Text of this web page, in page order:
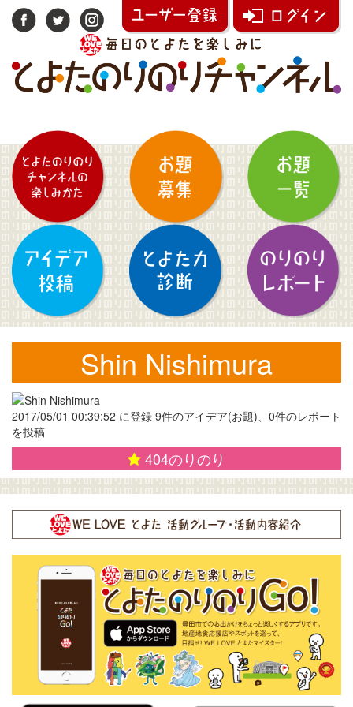
Shin Nishimura
2017/05/01 00:39:52 に登録 9件のアイデア(お題)、0件のレポート
を投稿
404のりのり